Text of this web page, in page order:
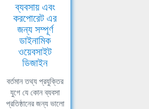
ব্যবসায় এবং
করপোরেট এর
জন্য সম্পূর্ণ
ডাইনামিক
ওয়েবসাইট
ডিজাইন
বর্তমান তথ্য প্রযুক্তির
যুগে যে কোন ব্যবসা
প্রতিষ্ঠানের জন্য ভালো